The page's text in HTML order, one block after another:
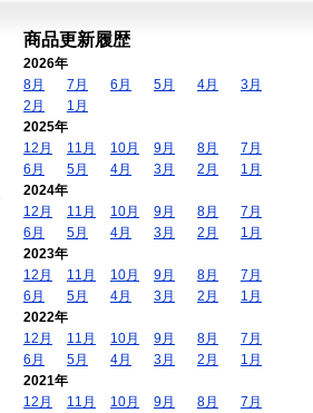
商品更新履歴
2026年
8月
7月 6月 5月 4月
3月
2月
1月
2025年
12月
11月 10月 9月 8月
7月
6月
5月 4月 3月 2月
1月
2024年
12月
11月 10月 9月 8月
7月
6月
5月 4月 3月 2月
1月
2023年
12月
11月 10月 9月 8月
7月
6月
5月 4月 3月 2月
1月
2022年
12月
11月 10月 9月 8月
7月
6月
5月 4月 3月 2月
1月
2021年
12月
11月 10月 9月 8月
7月